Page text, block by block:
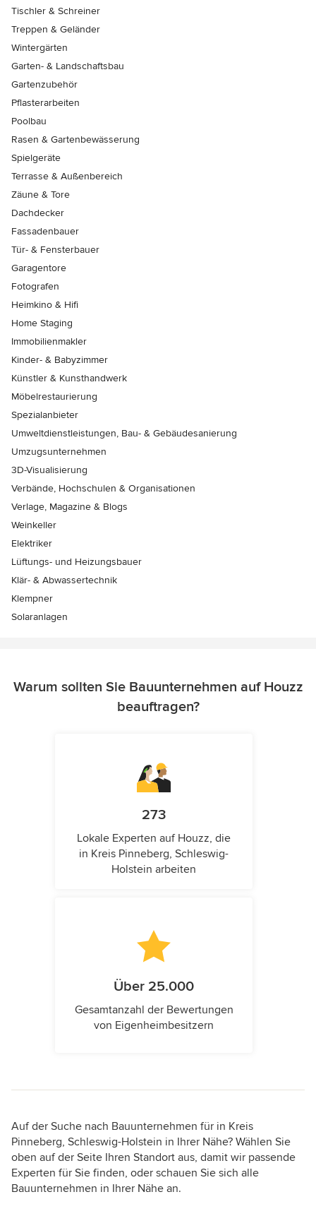
Tischler & Schreiner
Treppen & Geländer
Wintergärten
Garten- & Landschaftsbau
Gartenzubehör
Pflasterarbeiten
Poolbau
Rasen & Gartenbewässerung
Spielgeräte
Terrasse & Außenbereich
Zäune & Tore
Dachdecker
Fassadenbauer
Tür- & Fensterbauer
Garagentore
Fotografen
Heimkino & Hifi
Home Staging
Immobilienmakler
Kinder- & Babyzimmer
Künstler & Kunsthandwerk
Möbelrestaurierung
Spezialanbieter
Umweltdienstleistungen, Bau- & Gebäudesanierung
Umzugsunternehmen
3D-Visualisierung
Verbände, Hochschulen & Organisationen
Verlage, Magazine & Blogs
Weinkeller
Elektriker
Lüftungs- und Heizungsbauer
Klär- & Abwassertechnik
Klempner
Solaranlagen
Warum sollten Sie Bauunternehmen auf Houzz
beauftragen?
273
Lokale Experten auf Houzz, die
in Kreis Pinneberg, Schleswig-
Holstein arbeiten
Über 25.000
Gesamtanzahl der Bewertungen
von Eigenheimbesitzern
Auf der Suche nach Bauunternehmen für in Kreis
Pinneberg, Schleswig-Holstein in Ihrer Nähe? Wählen Sie
oben auf der Seite Ihren Standort aus, damit wir passende
Experten für Sie finden, oder schauen Sie sich alle
Bauunternehmen in Ihrer Nähe an.